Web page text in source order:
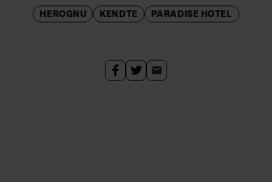
HEROGNU KENDTE PARADISE HOTEL